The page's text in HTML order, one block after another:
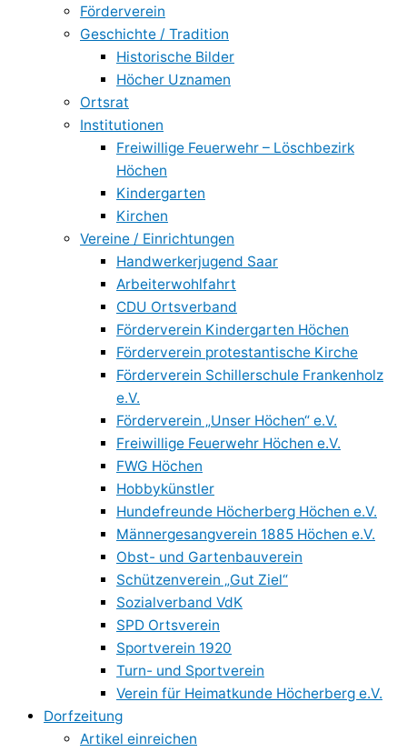
Förderverein
Geschichte / Tradition
Historische Bilder
Höcher Uznamen
Ortsrat
Institutionen
Freiwillige Feuerwehr – Löschbezirk
Höchen
Kindergarten
Kirchen
Vereine / Einrichtungen
Handwerkerjugend Saar
Arbeiterwohlfahrt
CDU Ortsverband
Förderverein Kindergarten Höchen
Förderverein protestantische Kirche
Förderverein Schillerschule Frankenholz
e.V.
Förderverein „Unser Höchen“ e.V.
Freiwillige Feuerwehr Höchen e.V.
FWG Höchen
Hobbykünstler
Hundefreunde Höcherberg Höchen e.V.
Männergesangverein 1885 Höchen e.V.
Obst- und Gartenbauverein
Schützenverein „Gut Ziel“
Sozialverband VdK
SPD Ortsverein
Sportverein 1920
Turn- und Sportverein
Verein für Heimatkunde Höcherberg e.V.
Dorfzeitung
Artikel einreichen